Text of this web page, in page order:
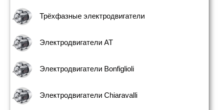
Трёхфазные электродвигатели
Электродвигатели АТ
Электродвигатели Bonfiglioli
Электродвигатели Chiaravalli